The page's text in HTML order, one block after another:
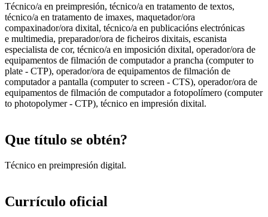
Técnico/a en preimpresión, técnico/a en tratamento de textos,
técnico/a en tratamento de imaxes, maquetador/ora
compaxinador/ora dixital, técnico/a en publicacións electrónicas
e multimedia, preparador/ora de ficheiros dixitais, escanista
especialista de cor, técnico/a en imposición dixital, operador/ora de
equipamentos de filmación de computador a prancha (computer to
plate - CTP), operador/ora de equipamentos de filmación de
computador a pantalla (computer to screen - CTS), operador/ora de
equipamentos de filmación de computador a fotopolímero (computer
to photopolymer - CTP), técnico en impresión dixital.
Que título se obtén?
Técnico en preimpresión digital.
Currículo oficial